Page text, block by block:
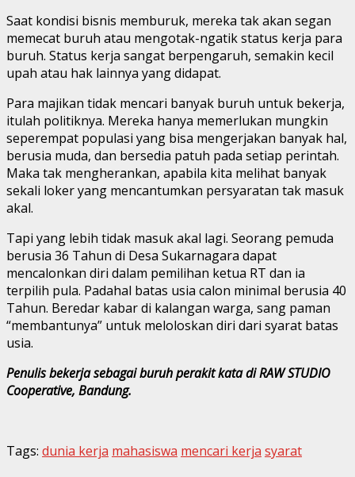
Saat kondisi bisnis memburuk, mereka tak akan segan
memecat buruh atau mengotak-ngatik status kerja para
buruh. Status kerja sangat berpengaruh, semakin kecil
upah atau hak lainnya yang didapat.
Para majikan tidak mencari banyak buruh untuk bekerja,
itulah politiknya. Mereka hanya memerlukan mungkin
seperempat populasi yang bisa mengerjakan banyak hal,
berusia muda, dan bersedia patuh pada setiap perintah.
Maka tak mengherankan, apabila kita melihat banyak
sekali loker yang mencantumkan persyaratan tak masuk
akal.
Tapi yang lebih tidak masuk akal lagi. Seorang pemuda
berusia 36 Tahun di Desa Sukarnagara dapat
mencalonkan diri dalam pemilihan ketua RT dan ia
terpilih pula. Padahal batas usia calon minimal berusia 40
Tahun. Beredar kabar di kalangan warga, sang paman
“membantunya” untuk meloloskan diri dari syarat batas
usia.
Penulis bekerja sebagai buruh perakit kata di RAW STUDIO
Cooperative, Bandung.
Tags: dunia kerja mahasiswa mencari kerja syarat